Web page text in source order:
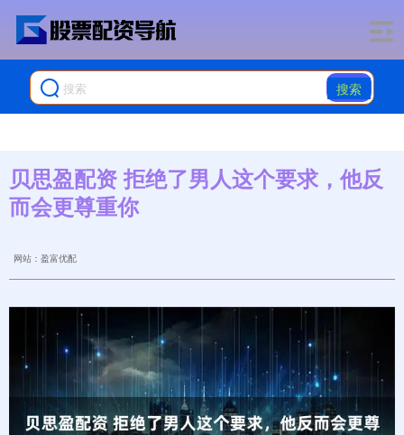
搜索
贝思盈配资 拒绝了男人这个要求，他反
而会更尊重你
网站：盈富优配